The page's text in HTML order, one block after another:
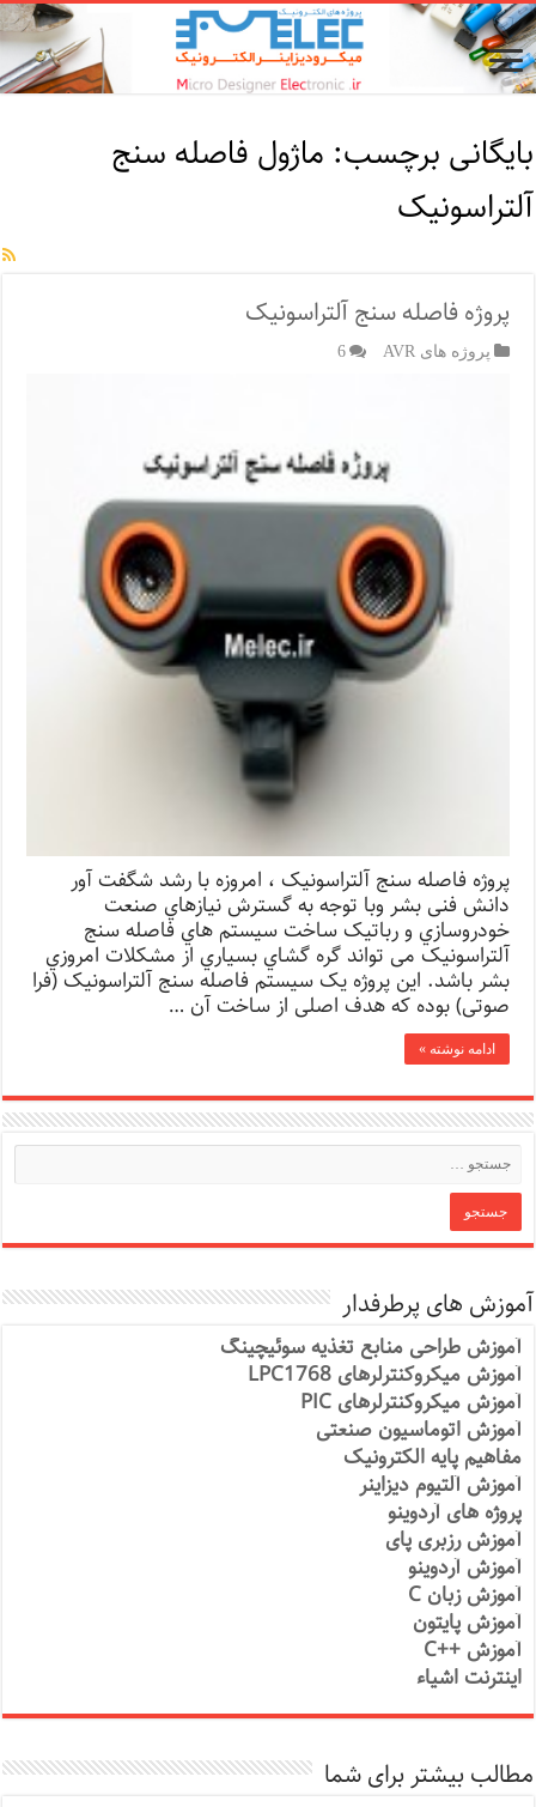
بایگانی برچسب: ماژول فاصله سنج
آلتراسونیک
پروژه فاصله سنج آلتراسونیک
پروژه های AVR 6
پروژه فاصله سنج آلتراسونیک ، امروزه با رشد شگفت آور
دانش فنی بشر وبا توجه به گسترش نیازهاي صنعت
خودروسازي و رباتیک ساخت سیستم هاي فاصله سنج
آلتراسونیک می تواند گره گشاي بسیاري از مشکلات امروزي
بشر باشد. این پروژه یک سیستم فاصله سنج آلتراسونیک (فرا
صوتی) بوده که هدف اصلی از ساخت آن …
ادامه نوشته »
آموزش های پرطرفدار
آموزش طراحی منابع تغذیه سوئیچینگ
آموزش میکروکنترلرهای LPC1768
آموزش میکروکنترلرهای PIC
آموزش اتوماسیون صنعتی
مفاهیم پایه الکترونیک
آموزش آلتیوم دیزاینر
پروژه های آردوینو
آموزش رزبری پای
آموزش آردوینو
آموزش زبان C
آموزش پایتون
آموزش ++C
اینترنت اشیاء
مطالب بیشتر برای شما